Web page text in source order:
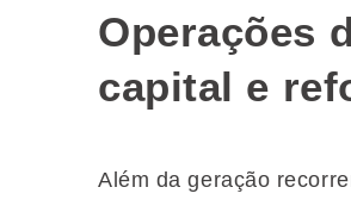
Operações
capital e
Além da geração